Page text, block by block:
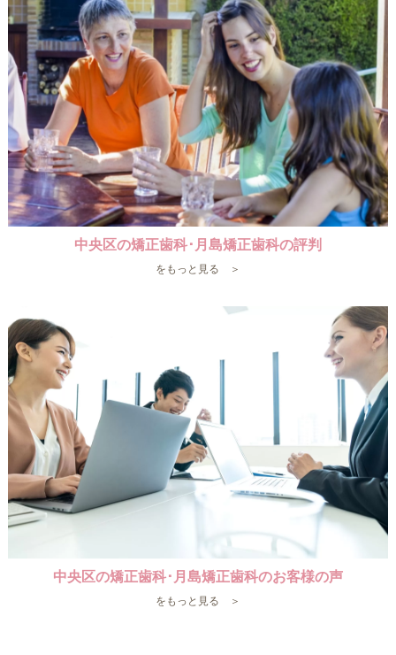
中央区の矯正歯科･月島矯正歯科の評判
をもっと見る ＞
中央区の矯正歯科･月島矯正歯科のお客様の声
をもっと見る ＞